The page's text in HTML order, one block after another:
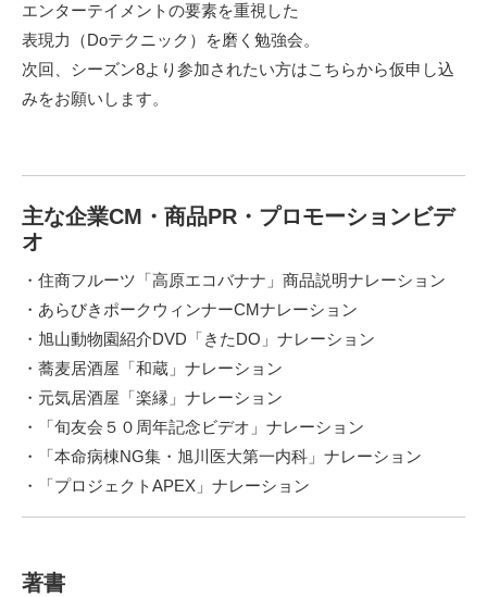
エンターテイメントの要素を重視した
表現力（Doテクニック）を磨く勉強会。
次回、シーズン8より参加されたい方はこちらから仮申し込
みをお願いします。
主な企業CM・商品PR・プロモーションビデ
オ
・住商フルーツ「高原エコバナナ」商品説明ナレーション
・あらびきポークウィンナーCMナレーション
・旭山動物園紹介DVD「きたDO」ナレーション
・蕎麦居酒屋「和蔵」ナレーション
・元気居酒屋「楽縁」ナレーション
・「旬友会５０周年記念ビデオ」ナレーション
・「本命病棟NG集・旭川医大第一内科」ナレーション
・「プロジェクトAPEX」ナレーション
著書